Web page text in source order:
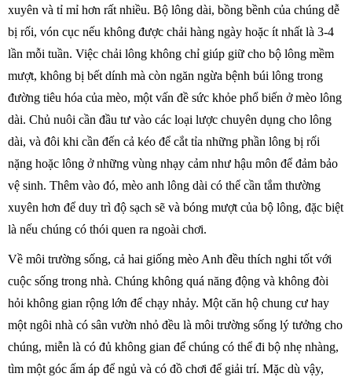
xuyên và tỉ mỉ hơn rất nhiều. Bộ lông dài, bồng bềnh của chúng dễ
bị rối, vón cục nếu không được chải hàng ngày hoặc ít nhất là 3-4
lần mỗi tuần. Việc chải lông không chỉ giúp giữ cho bộ lông mềm
mượt, không bị bết dính mà còn ngăn ngừa bệnh búi lông trong
đường tiêu hóa của mèo, một vấn đề sức khỏe phổ biến ở mèo lông
dài. Chủ nuôi cần đầu tư vào các loại lược chuyên dụng cho lông
dài, và đôi khi cần đến cả kéo để cắt tỉa những phần lông bị rối
nặng hoặc lông ở những vùng nhạy cảm như hậu môn để đảm bảo
vệ sinh. Thêm vào đó, mèo anh lông dài có thể cần tắm thường
xuyên hơn để duy trì độ sạch sẽ và bóng mượt của bộ lông, đặc biệt
là nếu chúng có thói quen ra ngoài chơi.
Về môi trường sống, cả hai giống mèo Anh đều thích nghi tốt với
cuộc sống trong nhà. Chúng không quá năng động và không đòi
hỏi không gian rộng lớn để chạy nhảy. Một căn hộ chung cư hay
một ngôi nhà có sân vườn nhỏ đều là môi trường sống lý tưởng cho
chúng, miễn là có đủ không gian để chúng có thể đi bộ nhẹ nhàng,
tìm một góc ấm áp để ngủ và có đồ chơi để giải trí. Mặc dù vậy,